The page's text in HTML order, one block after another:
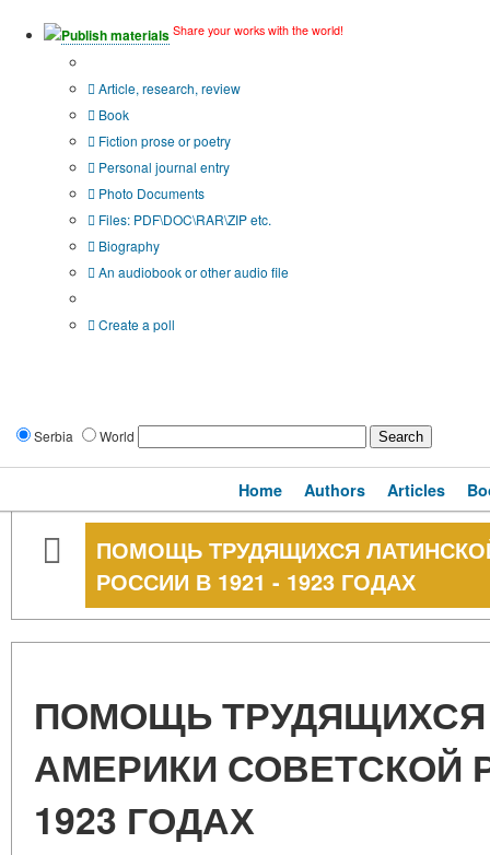
Publish materials Share your works with the world!
Article, research, review
Book
Fiction prose or poetry
Personal journal entry
Photo Documents
Files: PDF\DOC\RAR\ZIP etc.
Biography
An audiobook or other audio file
Create a poll
Serbia World
Home Authors Articles
ПОМОЩЬ ТРУДЯЩИХСЯ
РОССИИ В 1921 - 1923 ГОДАХ
ПОМОЩЬ
АМЕРИКИ СОВЕТСКОЙ
1923 ГОДАХ